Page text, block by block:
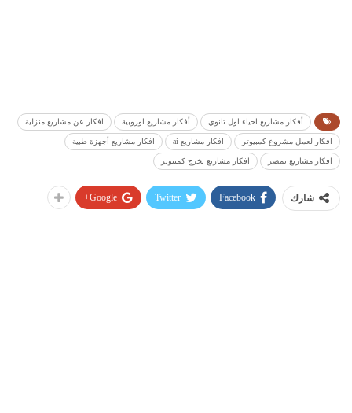
أفكار مشاريع احياء اول ثانوي أفكار مشاريع اوروبية افكار عن مشاريع منزلية
افكار لعمل مشروع كمبيوتر افكار مشاريع ai افكار مشاريع أجهزة طبية
افكار مشاريع بمصر افكار مشاريع تخرج كمبيوتر
شارك Facebook
Twitter
Google+